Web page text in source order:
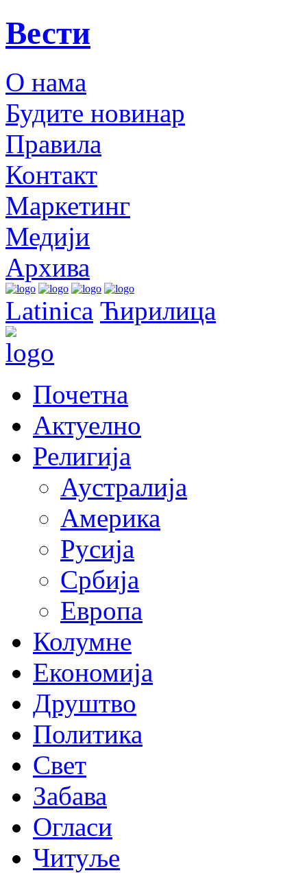
Вести
О нама
Будите новинар
Правила
Контакт
Маркетинг
Медији
Архива
Latinica Ћирилица
Почетна
Актуелно
Религија
Аустралија
Америка
Русија
Србија
Европа
Колумне
Економија
Друштво
Политика
Свет
Забава
Огласи
Читуље